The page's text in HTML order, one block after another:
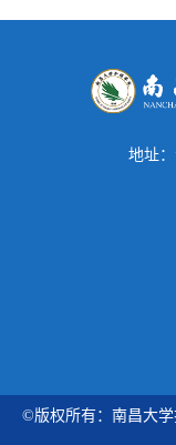
地址
©版权所有：南昌大